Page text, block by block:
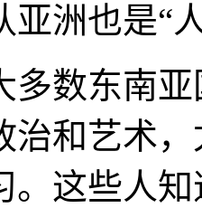
亚洲也是“
多数东南
治和艺术
。这些人